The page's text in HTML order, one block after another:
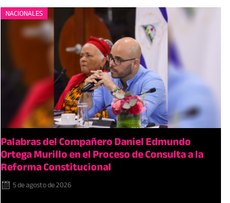
NACIONALES
Palabras del Compañero Daniel Edmundo
Ortega Murillo en el Proceso de Consulta a la
Reforma Constitucional
5 de agosto de 2026